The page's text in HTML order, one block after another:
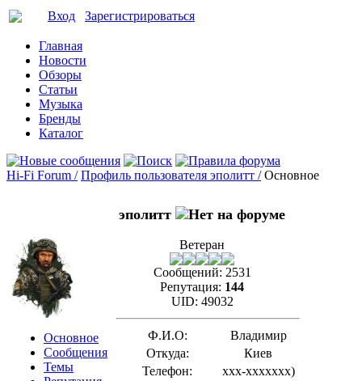
Вход Зарегистрироваться
Главная
Новости
Обзоры
Статьи
Музыка
Бренды
Каталог
Hi-Fi Forum / Профиль пользователя эполитт / Основное
Основное
Сообщения
Темы
эполитт
Ветеран
Сообщений: 2531
Репутация: 144
UID: 49032
Ф.И.О:
Владимир
Откуда:
Киев
Телефон:
xxx-xxxxxxx)